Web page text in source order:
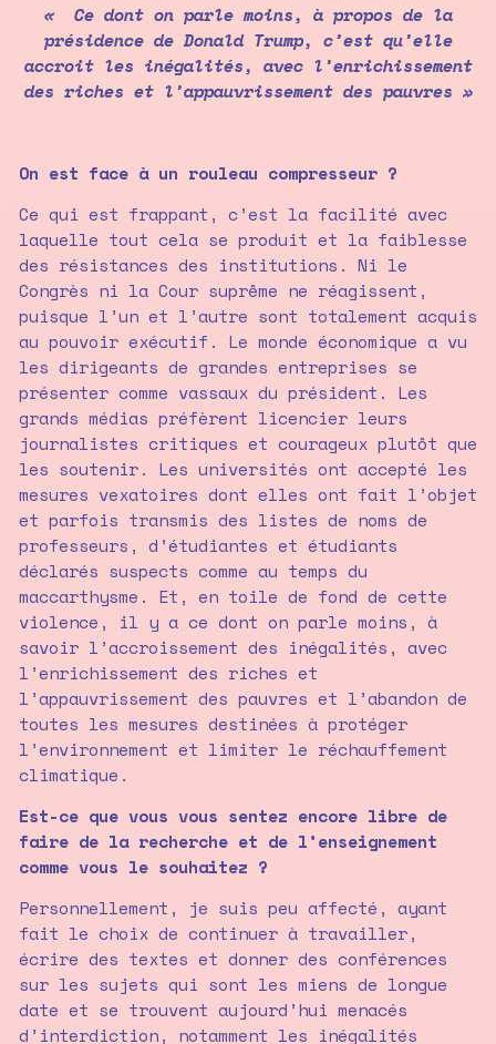
« Ce dont on parle moins, à propos de la
présidence de Donald Trump, c’est qu’elle
accroit les inégalités, avec l’enrichissement
des riches et l’appauvrissement des pauvres »
On est face à un rouleau compresseur ?
Ce qui est frappant, c’est la facilité avec
laquelle tout cela se produit et la faiblesse
des résistances des institutions. Ni le
Congrès ni la Cour suprême ne réagissent,
puisque l’un et l’autre sont totalement acquis
au pouvoir exécutif. Le monde économique a vu
les dirigeants de grandes entreprises se
présenter comme vassaux du président. Les
grands médias préfèrent licencier leurs
journalistes critiques et courageux plutôt que
les soutenir. Les universités ont accepté les
mesures vexatoires dont elles ont fait l’objet
et parfois transmis des listes de noms de
professeurs, d’étudiantes et étudiants
déclarés suspects comme au temps du
maccarthysme. Et, en toile de fond de cette
violence, il y a ce dont on parle moins, à
savoir l’accroissement des inégalités, avec
l’enrichissement des riches et
l’appauvrissement des pauvres et l’abandon de
toutes les mesures destinées à protéger
l’environnement et limiter le réchauffement
climatique.
Est-ce que vous vous sentez encore libre de
faire de la recherche et de l’enseignement
comme vous le souhaitez ?
Personnellement, je suis peu affecté, ayant
fait le choix de continuer à travailler,
écrire des textes et donner des conférences
sur les sujets qui sont les miens de longue
date et se trouvent aujourd’hui menacés
d’interdiction, notamment les inégalités